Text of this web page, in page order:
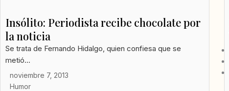
Insólito: Periodista recibe chocolate por
la noticia
Se trata de Fernando Hidalgo, quien confiesa que se
metió...
noviembre 7, 2013
Humor